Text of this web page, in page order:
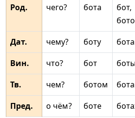
Род.
чего? бота
бот,
Дат.
чему? боту
Вин.
что? бот
Тв.
чем? ботом
Пред.
о чём? боте